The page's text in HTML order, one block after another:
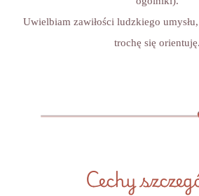
Uwielbiam zawiłości ludzkiego
trochę się orientuję.
Cechy